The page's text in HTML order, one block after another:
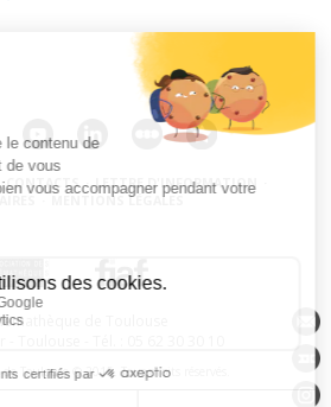
CONTACTS · LETTRE D'INFORMATION
· MENTIONS LÉGALES
de Toulouse
Toulouse © 2015. Tous droits réservés.